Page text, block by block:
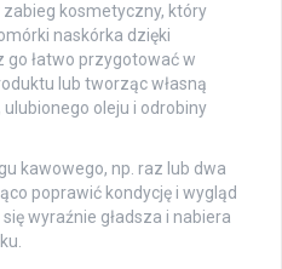
kosmetyczny, który
naskórka dzięki
go łatwo przygotować w
lub tworząc własną
oleju i odrobiny
kawowego, np. raz lub dwa
poprawić kondycję i wygląd
wyraźnie gładsza i nabiera